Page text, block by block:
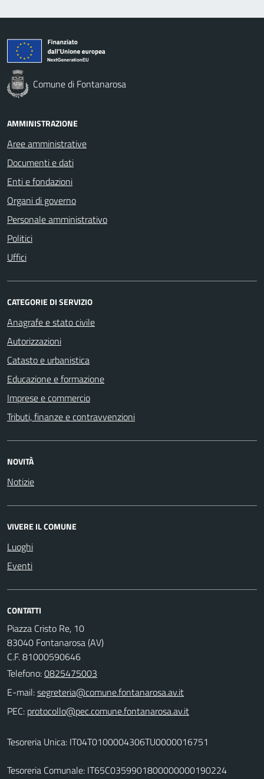
Comune di Fontanarosa
AMMINISTRAZIONE
Aree amministrative
Documenti e dati
Enti e fondazioni
Organi di governo
Personale amministrativo
Politici
Uffici
CATEGORIE DI SERVIZIO
Anagrafe e stato civile
Autorizzazioni
Catasto e urbanistica
Educazione e formazione
Imprese e commercio
Tributi, finanze e contravvenzioni
NOVITÀ
Notizie
VIVERE IL COMUNE
Luoghi
Eventi
CONTATTI
Piazza Cristo Re, 10
83040 Fontanarosa (AV)
C.F. 81000590646
Telefono:0825475003
E-mail:
PEC:
Tesoreria Unica: IT04T0100004306TU0000016751
Tesoreria Comunale: IT65C0359901800000000190224